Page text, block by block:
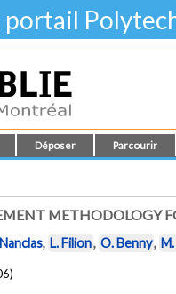
portail
Déposer Parcourir
METHODOLOGY
, L. Filion, O. Benny,